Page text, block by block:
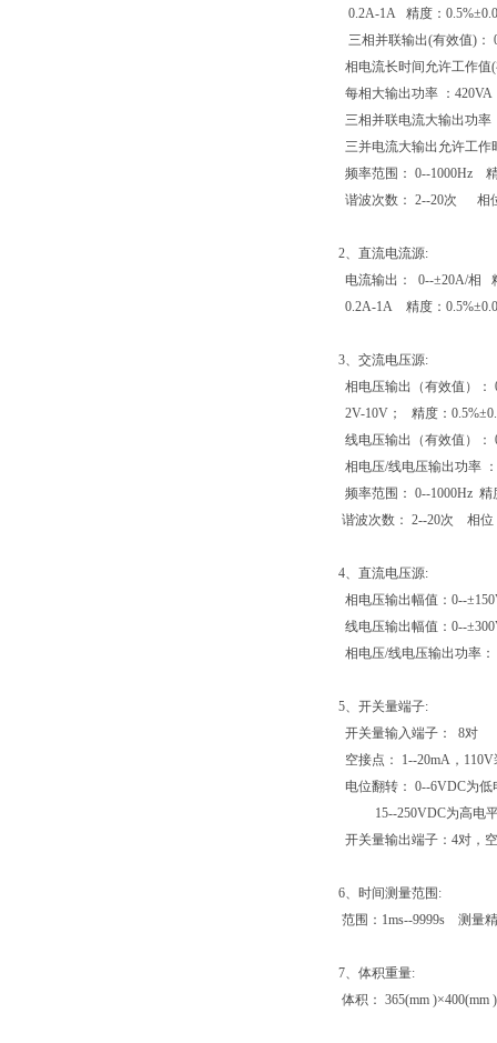
0.2A-1A 精度：
三相并联输出(有效值)：
相电流长时间允许工作值
每相大输出功率 ：420VA
三相并联电流大输出功率
三并电流大输出允许工作
频率范围： 0--1000Hz
谐波次数： 2--20次 相
2、直流电流源:
电流输出： 0--±20A/相
0.2A-1A 精度：
3、交流电压源:
相电压输出（有效值）：
2V-10V； 精度：
线电压输出（有效值）：
相电压/线电压输出功率
频率范围： 0--1000Hz 精
谐波次数： 2--20次 相位
4、直流电压源:
相电压输出幅值：0--
线电压输出幅值：0--
相电压/线电压输出功率：
5、开关量端子:
开关量输入端子： 8对
空接点： 1--20mA，
电位翻转： 0--6VDC为低
15--250VDC为高电
开关量输出端子：4对，
6、时间测量范围:
范围：1ms--9999s 测量
7、体积重量:
体积： 365(mm